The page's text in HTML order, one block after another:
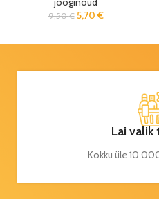
9,50€ 5,70 €
Lai
Kokku üle 10